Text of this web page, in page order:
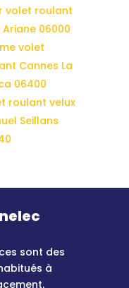
volet roulant
Ariane 06000
volet
Cannes La
06400
roulant velux
Seillans
sont des
à